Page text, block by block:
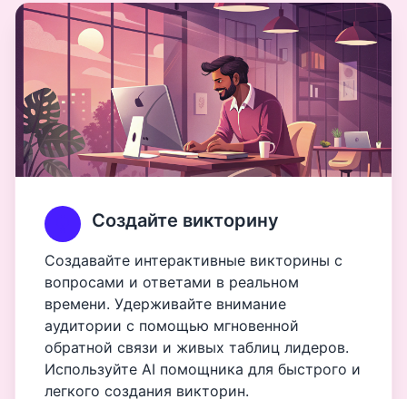
Создайте викторину
Создавайте интерактивные викторины с
вопросами и ответами в реальном
времени. Удерживайте внимание
аудитории с помощью мгновенной
обратной связи и живых таблиц лидеров.
Используйте AI помощника для быстрого и
легкого создания викторин.